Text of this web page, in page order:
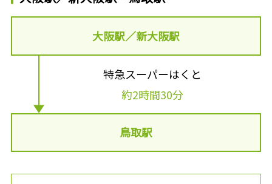
大阪駅／新大阪駅
特急スーパーはくと
約2時間30分
鳥取駅